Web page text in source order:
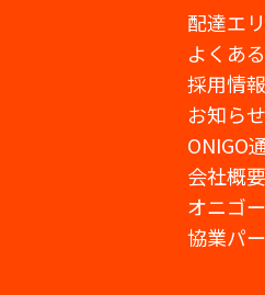
配達エ
よくあ
採用情報
お知らせ
ONIGO
会社概要
オニゴ
協業パ